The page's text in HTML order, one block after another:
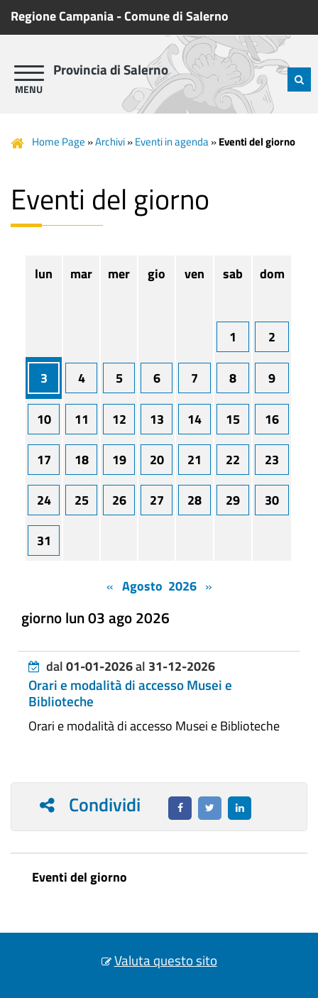
Regione Campania-Comune di Salerno
Provincia di Salerno
Home Page »Archivi»Eventi in agenda»Eventi del giorno
Eventi del giorno
lun mar mer gio ven sab dom
1 2
3 4 5 6 7 8 9
10 11 12 13 14 15 16
17 18 19 20 21 22 23
24 25 26 27 28 29 30
31
« Agosto 2026 »
giorno lun 03 ago 2026
dal01-01-2026al 31-12-2026
Orari e modalità di accesso Musei e
Biblioteche
Orari e modalità di accesso Musei e Biblioteche
Condividi
Eventi del giorno
Valuta questo sito